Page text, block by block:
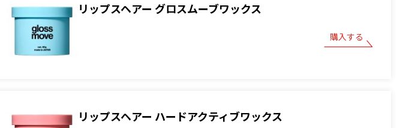
リップスヘアー グロスムーブワックス
購入する
リップスヘアー ハードアクティブワックス